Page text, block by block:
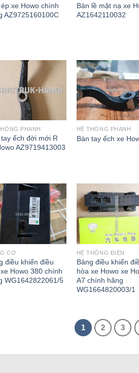
ép xe Howo chính
AZ9725160100C
Bản lề mặt nạ xe
AZ1642110032
PHANH
tay ếch đời mới R
AZ9719413003
HỆ THỐNG PHANH
Bàn tay ếch xe
CƠ
điều khiển điều
Howo 380 chính
WG1642822061/5
HỆ THỐNG ĐIỆN
Bảng điều khiển
hòa xe Howo xe
A7 chính hãng
WG1664820003/1
1 2 3